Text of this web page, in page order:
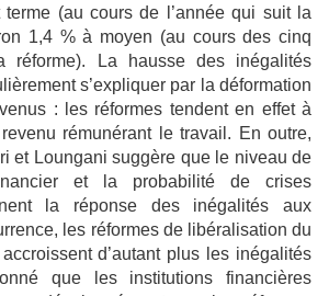
(au cours de l’année qui suit la
1,4 % à moyen (au cours des cinq
réforme). La hausse des inégalités
s’expliquer par la déformation
: les réformes tendent en effet à
rémunérant le travail. En outre,
et Loungani suggère que le niveau de
et la probabilité de crises
la réponse des inégalités aux
les réformes de libéralisation du
d’autant plus les inégalités
que les institutions financières